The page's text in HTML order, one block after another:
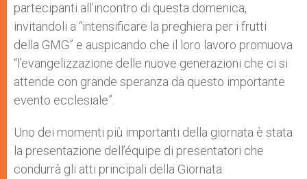
partecipanti all’incontro di questa domenica,
invitandoli a “intensificare la preghiera per i frutti
della GMG” e auspicando che il loro lavoro promuova
“l’evangelizzazione delle nuove generazioni che ci si
attende con grande speranza da questo importante
evento ecclesiale”.
Uno dei momenti più importanti della giornata è stata
la presentazione dell’équipe di presentatori che
condurrà gli atti principali della Giornata.